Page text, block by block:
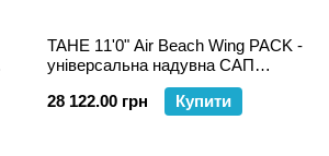
TAHE 11'0" Air Beach Wing PACK -
універсальна надувна САП
дошка для початківців та
досвідчених
28 122.00 грн Купити